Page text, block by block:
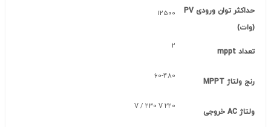
حداکثر توان ورودی PV
(وات)
12500
تعداد mppt
2
رنج ولتاژ MPPT
60-480
ولتاژ AC خروجی
220 V / 230 V